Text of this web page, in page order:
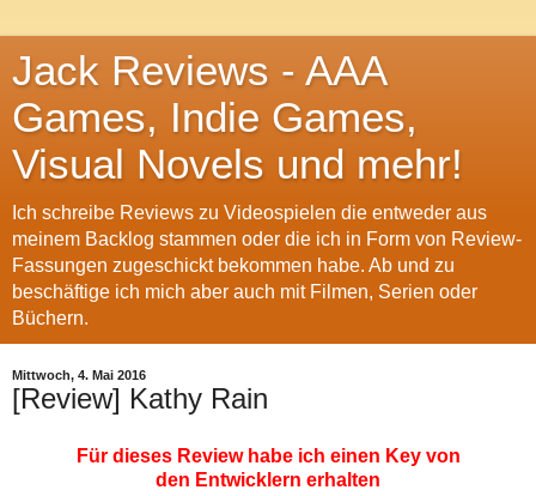
Jack Reviews - AAA
Games, Indie Games,
Visual Novels und mehr!
Ich schreibe Reviews zu Videospielen die entweder aus
meinem Backlog stammen oder die ich in Form von Review-
Fassungen zugeschickt bekommen habe. Ab und zu
beschäftige ich mich aber auch mit Filmen, Serien oder
Büchern.
Mittwoch, 4. Mai 2016
[Review] Kathy Rain
Für dieses Review habe ich einen Key von
den Entwicklern erhalten